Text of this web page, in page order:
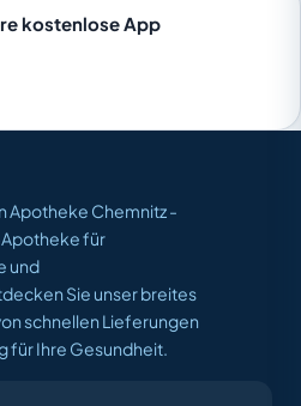
kostenlose App
Apotheke Chemnitz -
für
und
Sie unser breites
schnellen Lieferungen
für Ihre Gesundheit.